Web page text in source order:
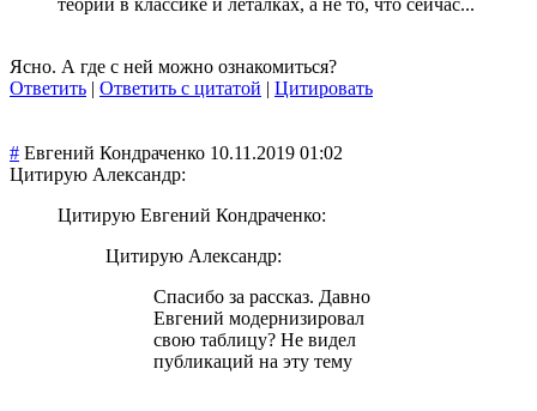
Ясно. А где с ней можно ознакомиться?
Ответить | Ответить с цитатой | Цитировать
# Евгений Кондраченко 10.11.2019 01:02
Цитирую Александр:
Цитирую Евгений Кондраченко:
Цитирую Александр:
Спасибо за рассказ. Давно
Евгений модернизировал
свою таблицу? Не видел
публикаций на эту тему